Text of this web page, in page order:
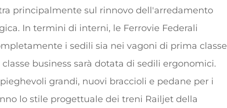
principalmente sul rinnovo dell'arredamento
In termini di interni, le Ferrovie Federali
i sedili sia nei vagoni di prima classe
business sarà dotata di sedili ergonomici.
grandi, nuovi braccioli e pedane per i
lo stile progettuale dei treni Railjet della